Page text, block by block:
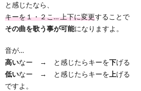
と感じたなら、
キーを１・２こ… 上下に変更することで
その曲を歌う事が可能になりますよ。
音が…
高いなー → と感じたらキーを下げる
低いなー → と感じたらキーを 上げる
ですよ。